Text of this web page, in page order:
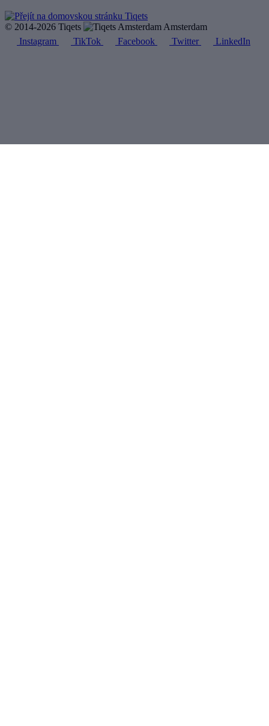
© 2014-2026 Tiqets
Amsterdam
Instagram
TikTok Facebook Twitter LinkedIn